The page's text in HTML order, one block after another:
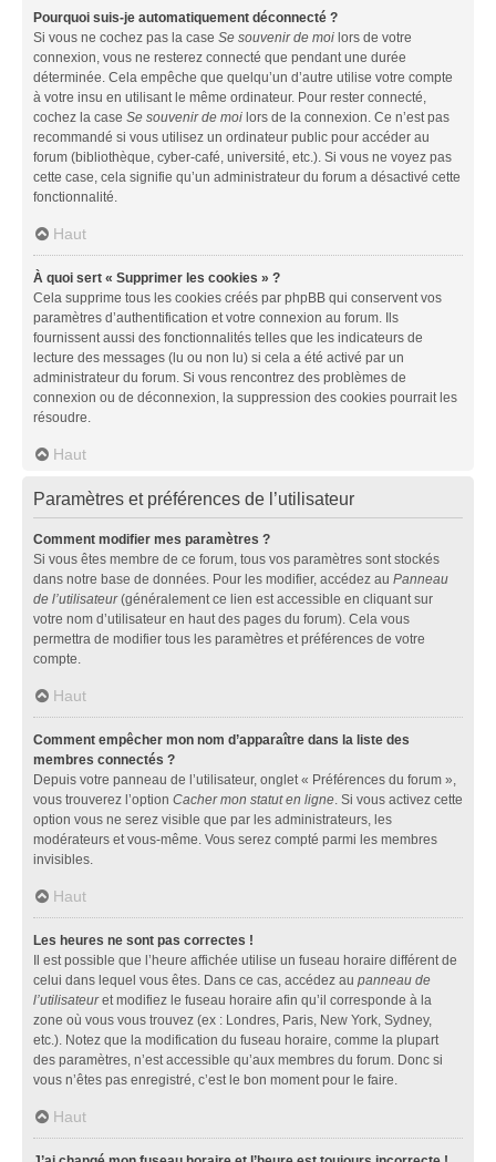
Pourquoi suis-je automatiquement déconnecté ?
Si vous ne cochez pas la case Se souvenir de moi lors de votre
connexion, vous ne resterez connecté que pendant une durée
déterminée. Cela empêche que quelqu’un d’autre utilise votre compte
à votre insu en utilisant le même ordinateur. Pour rester connecté,
cochez la case Se souvenir de moi lors de la connexion. Ce n’est pas
recommandé si vous utilisez un ordinateur public pour accéder au
forum (bibliothèque, cyber-café, université, etc.). Si vous ne voyez pas
cette case, cela signifie qu’un administrateur du forum a désactivé cette
fonctionnalité.
Haut
À quoi sert « Supprimer les cookies » ?
Cela supprime tous les cookies créés par phpBB qui conservent vos
paramètres d’authentification et votre connexion au forum. Ils
fournissent aussi des fonctionnalités telles que les indicateurs de
lecture des messages (lu ou non lu) si cela a été activé par un
administrateur du forum. Si vous rencontrez des problèmes de
connexion ou de déconnexion, la suppression des cookies pourrait les
résoudre.
Haut
Paramètres et préférences de l’utilisateur
Comment modifier mes paramètres ?
Si vous êtes membre de ce forum, tous vos paramètres sont stockés
dans notre base de données. Pour les modifier, accédez au Panneau
de l’utilisateur(généralement ce lien est accessible en cliquant sur
votre nom d’utilisateur en haut des pages du forum). Cela vous
permettra de modifier tous les paramètres et préférences de votre
compte.
Haut
Comment empêcher mon nom d’apparaître dans la liste des
membres connectés ?
Depuis votre panneau de l’utilisateur, onglet « Préférences du forum »,
vous trouverez l’option Cacher mon statut en ligne . Si vous activez cette
option vous ne serez visible que par les administrateurs, les
modérateurs et vous-même. Vous serez compté parmi les membres
invisibles.
Haut
Les heures ne sont pas correctes !
Il est possible que l’heure affichée utilise un fuseau horaire différent de
celui dans lequel vous êtes. Dans ce cas, accédez au panneau de
l’utilisateuret modifiez le fuseau horaire afin qu’il corresponde à la
zone où vous vous trouvez (ex : Londres, Paris, New York, Sydney,
etc.). Notez que la modification du fuseau horaire, comme la plupart
des paramètres, n’est accessible qu’aux membres du forum. Donc si
vous n’êtes pas enregistré, c’est le bon moment pour le faire.
Haut